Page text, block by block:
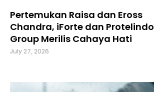
Pertemukan Raisa dan Eross
Chandra, iForte dan Protelindo
Group Merilis Cahaya Hati
July 27, 2026